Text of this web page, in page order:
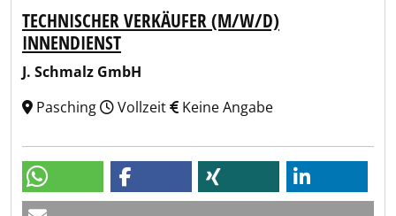
TECHNISCHER VERKÄUFER (M/W/D)
INNENDIENST
J. Schmalz GmbH
Pasching
Vollzeit Keine Angabe